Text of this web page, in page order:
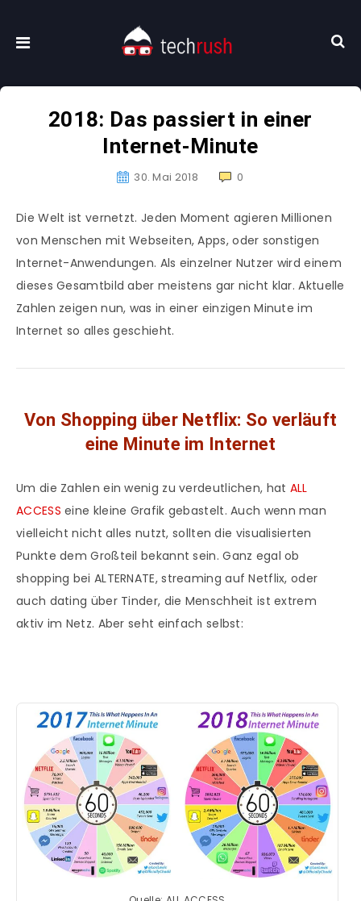
2018: Das passiert in einer
Internet-Minute
30. Mai 2018 0
Die Welt ist vernetzt. Jeden Moment agieren Millionen
von Menschen mit Webseiten, Apps, oder sonstigen
Internet-Anwendungen. Als einzelner Nutzer wird einem
dieses Gesamtbild aber meistens gar nicht klar. Aktuelle
Zahlen zeigen nun, was in einer einzigen Minute im
Internet so alles geschieht.
Von Shopping über Netflix: So verläuft
eine Minute im Internet
Um die Zahlen ein wenig zu verdeutlichen, hat ALL
ACCESS eine kleine Grafik gebastelt. Auch wenn man
vielleicht nicht alles nutzt, sollten die visualisierten
Punkte dem Großteil bekannt sein. Ganz egal ob
shopping bei ALTERNATE, streaming auf Netflix, oder
auch dating über Tinder, die Menschheit ist extrem
aktiv im Netz. Aber seht einfach selbst: